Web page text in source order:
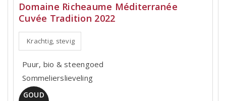
Domaine Richeaume Méditerranée
Cuvée Tradition 2022
Krachtig, stevig
Puur, bio & steengoed
Sommelierslieveling
GOUD